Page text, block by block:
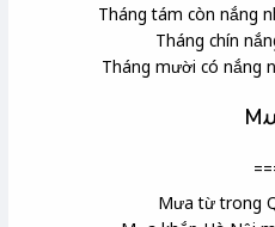
Tháng tám còn nắng
Tháng chín
Tháng mười có nắng
Mưa từ trong